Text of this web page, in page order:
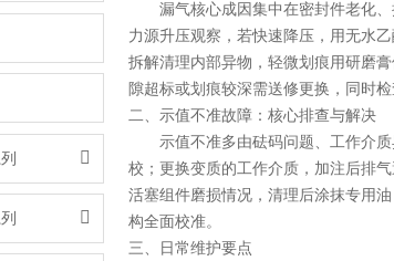


漏气核心成因集中在密封件老化
力源升压观察，若快速降压，用无水
拆解清理内部异物，轻微划痕用研磨
隙超标或划痕较深需送修更换，同时
二、示值不准故障：核心排查与解决
示值不准多由砝码问题、工作介
校；更换变质的工作介质，加注后排
活塞组件磨损情况，清理后涂抹专用
构全面校准。
三、日常维护要点